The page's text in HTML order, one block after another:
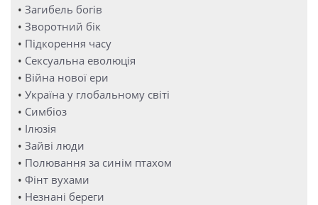
• Загибель богів
• Зворотний бік
• Підкорення часу
• Сексуальна еволюція
• Війна нової ери
• Україна у глобальному світі
• Симбіоз
• Ілюзія
• Зайві люди
• Полювання за синім птахом
• Фінт вухами
• Незнані береги